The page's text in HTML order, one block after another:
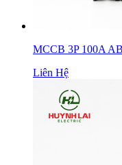
MCCB 3P 100A
Liên Hệ